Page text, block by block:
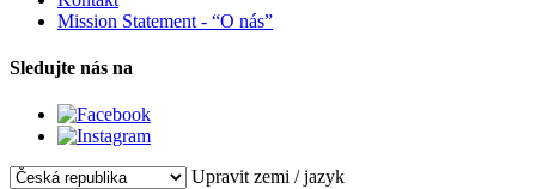
Mission Statement - “O nás”
Sledujte nás na
Upravit zemi / jazyk